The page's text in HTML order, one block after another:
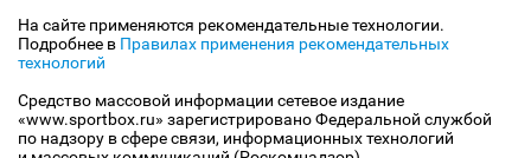
На сайте применяются рекомендательные технологии.
Подробнее в Правилах применения рекомендательных
технологий
Средство массовой информации сетевое издание
«www.sportbox.ru» зарегистрировано Федеральной службой
по надзору в сфере связи, информационных технологий